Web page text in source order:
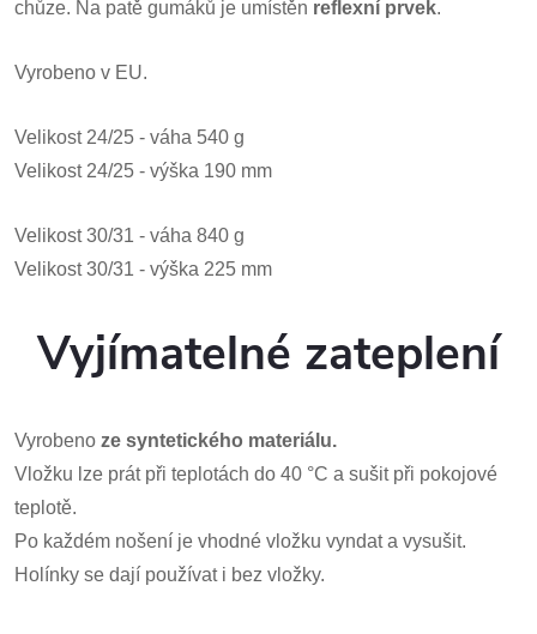
chůze. Na patě gumáků je umístěn reflexní prvek.
Vyrobeno v EU.
Velikost 24/25 - váha 540 g
Velikost 24/25 - výška 190 mm
Velikost 30/31 - váha 840 g
Velikost 30/31 - výška 225 mm
Vyjímatelné zateplení
Vyrobeno ze syntetického materiálu.
Vložku lze prát při teplotách do 40 °C a sušit při pokojové
teplotě.
Po každém nošení je vhodné vložku vyndat a vysušit.
Holínky se dají používat i bez vložky.